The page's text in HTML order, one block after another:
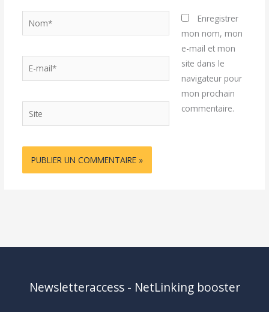
mail*
Enregistrer
mon nom, mon
e-mail et mon
site dans le
navigateur pour
mon prochain
commentaire.
Newsletteraccess - NetLinking booster